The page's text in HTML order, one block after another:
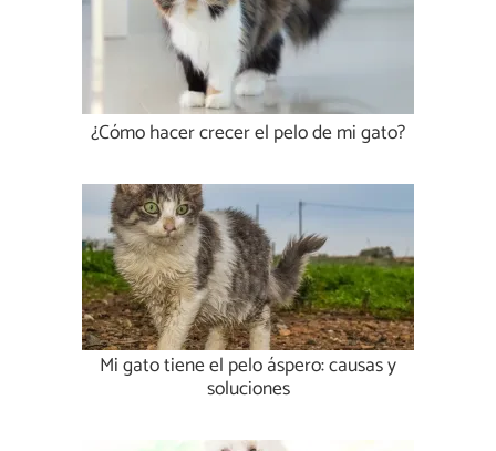
¿Cómo hacer crecer el pelo de mi gato?
Mi gato tiene el pelo áspero: causas y
soluciones